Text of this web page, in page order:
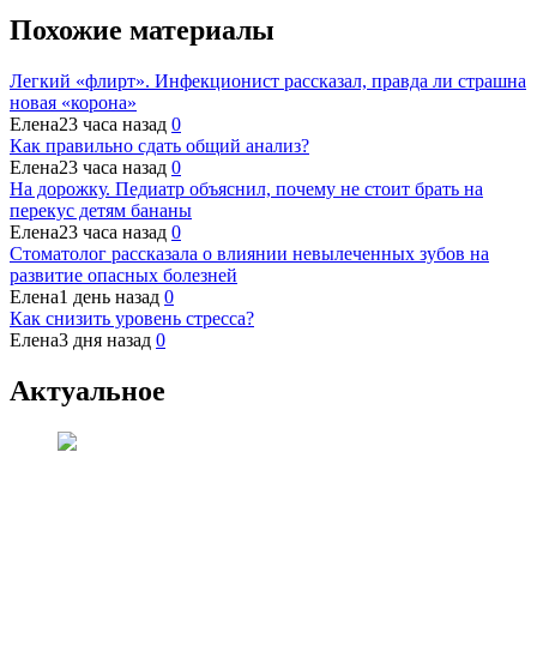
Похожие материалы
Легкий «флирт». Инфекционист рассказал, правда ли страшна
новая «корона»
Елена23 часа назад 0
Как правильно сдать общий анализ?
Елена23 часа назад 0
На дорожку. Педиатр объяснил, почему не стоит брать на
перекус детям бананы
Елена23 часа назад 0
Стоматолог рассказала о влиянии невылеченных зубов на
развитие опасных болезней
Елена1 день назад 0
Как снизить уровень стресса?
Елена3 дня назад 0
Актуальное